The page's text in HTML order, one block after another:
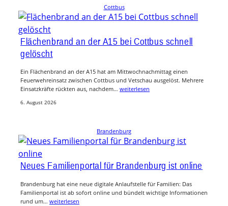
Cottbus
Flächenbrand an der A15 bei Cottbus schnell
gelöscht
Ein Flächenbrand an der A15 hat am Mittwochnachmittag einen
Feuerwehreinsatz zwischen Cottbus und Vetschau ausgelöst. Mehrere
Einsatzkräfte rückten aus, nachdem… weiterlesen
6. August 2026
Brandenburg
Neues Familienportal für Brandenburg ist online
Brandenburg hat eine neue digitale Anlaufstelle für Familien: Das
Familienportal ist ab sofort online und bündelt wichtige Informationen
rund um… weiterlesen